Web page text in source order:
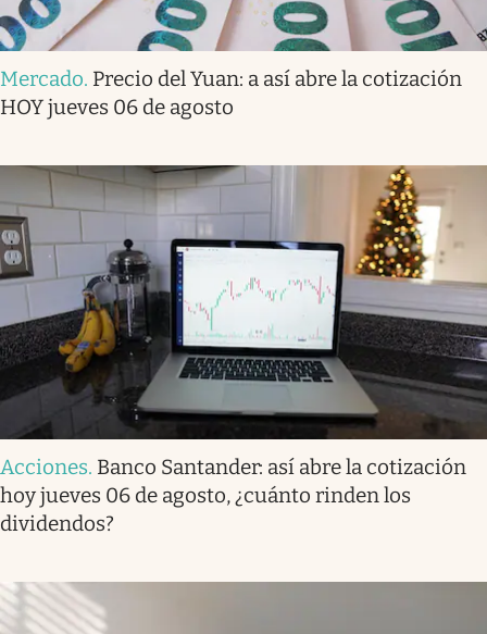
Mercado. Precio del Yuan: a así abre la cotización
HOY jueves 06 de agosto
Acciones. Banco Santander: así abre la cotización
hoy jueves 06 de agosto, ¿cuánto rinden los
dividendos?